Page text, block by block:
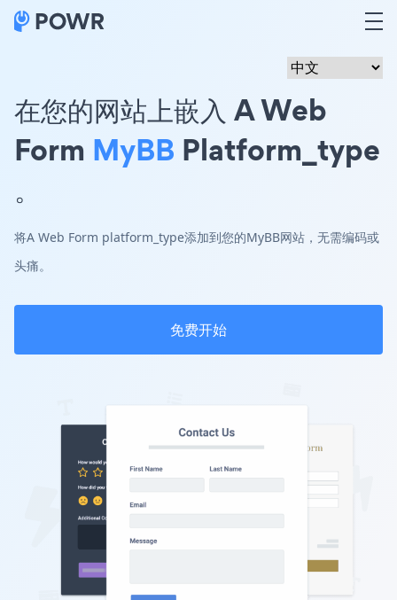
在您的网站上嵌入 A Web
Form MyBB Platform_type
。
将A Web Form platform_type添加到您的MyBB网站，无需编码或
头痛。
免费开始